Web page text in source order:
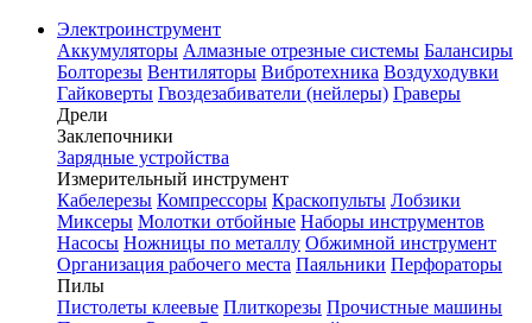
Электроинструмент
Аккумуляторы Алмазные отрезные системы Балансиры
Болторезы Вентиляторы Вибротехника Воздуходувки
Гайковерты Гвоздезабиватели (нейлеры) Граверы
Дрели
Заклепочники
Зарядные устройства
Измерительный инструмент
Кабелерезы Компрессоры Краскопульты Лобзики
Миксеры Молотки отбойные Наборы инструментов
Насосы Ножницы по металлу Обжимной инструмент
Организация рабочего места Паяльники Перфораторы
Пилы
Пистолеты клеевые Плиткорезы Прочистные машины